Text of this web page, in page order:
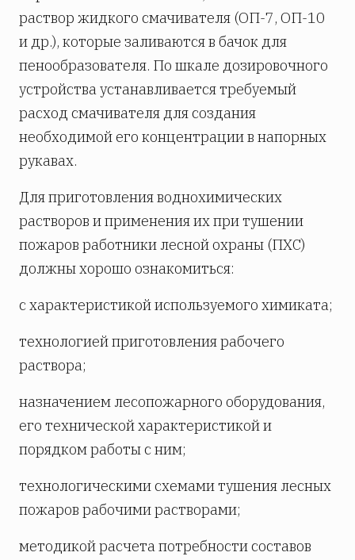
раствор жидкого смачивателя (ОП-7, ОП-10
и др.), которые заливаются в бачок для
пенообразователя. По шкале дозировочного
устройства устанавливается требуемый
расход смачивателя для создания
необходимой его концентрации в напорных
рукавах.
Для приготовления воднохимических
растворов и применения их при тушении
пожаров работники лесной охраны (ПХС)
должны хорошо ознакомиться:
с характеристикой используемого химиката;
технологией приготовления рабочего
раствора;
назначением лесопожарного оборудования,
его технической характеристикой и
порядком работы с ним;
технологическими схемами тушения лесных
пожаров рабочими растворами;
методикой расчета потребности составов